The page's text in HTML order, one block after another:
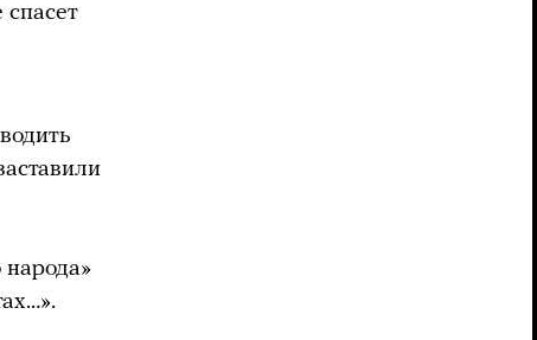
спасет
народа»